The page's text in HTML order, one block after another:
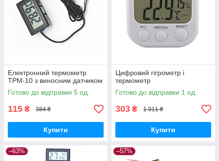
Електронний термометр
TPM-10 з виносним датчиком
Готово до відправки 5 од.
115 ₴ 384 ₴
Купити
Цифровий гігрометр і
термометр
Готово до відправки 1 од.
303 ₴ 1 011 ₴
Купити
–63% –57%